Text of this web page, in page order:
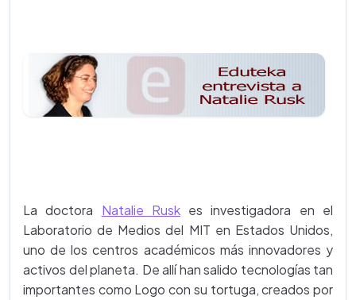
La doctora Natalie Ruskes investigadora en el
Laboratorio de Medios del MIT en Estados Unidos,
uno de los centros académicos más innovadores y
activos del planeta. De allí han salido tecnologías tan
importantes como Logo con su tortuga, creados por